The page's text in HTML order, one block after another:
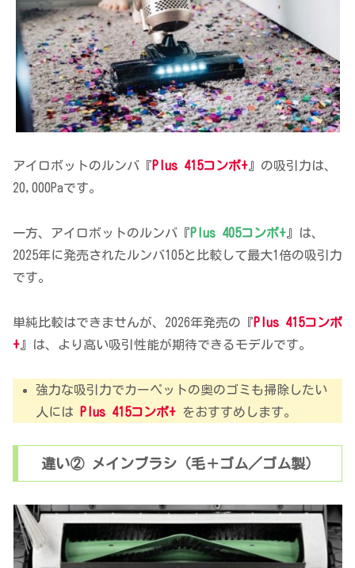
アイロボットのルンバ『Plus 415コンボ+ 』の吸引力は、
20,000Paです。
一方、アイロボットのルンバ『Plus 405コンボ+ 』は、
2025年に発売されたルンバ105と比較して最大1倍の吸引力
です。
単純比較はできませんが、2026年発売の『Plus 415コンボ
+ 』は、より高い吸引性能が期待できるモデルです。
強力な吸引力でカーペットの奥のゴミも掃除したい
人にはPlus 415コンボ+ をおすすめします。
違い② メインブラシ（毛＋ゴム／ゴム製）